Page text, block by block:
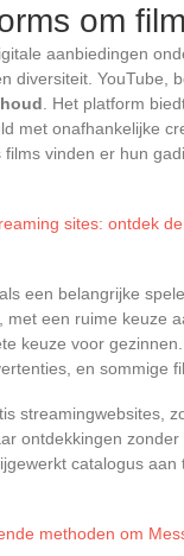
om
aanbiedingen
diversiteit. YouTube,
. Het platform
met onafhankelijke
vinden er hun
sites: ontdek
een belangrijke
met een ruime keuze
keuze voor
en sommige
streamingwebsites,
ontdekkingen
catalogus
methoden om